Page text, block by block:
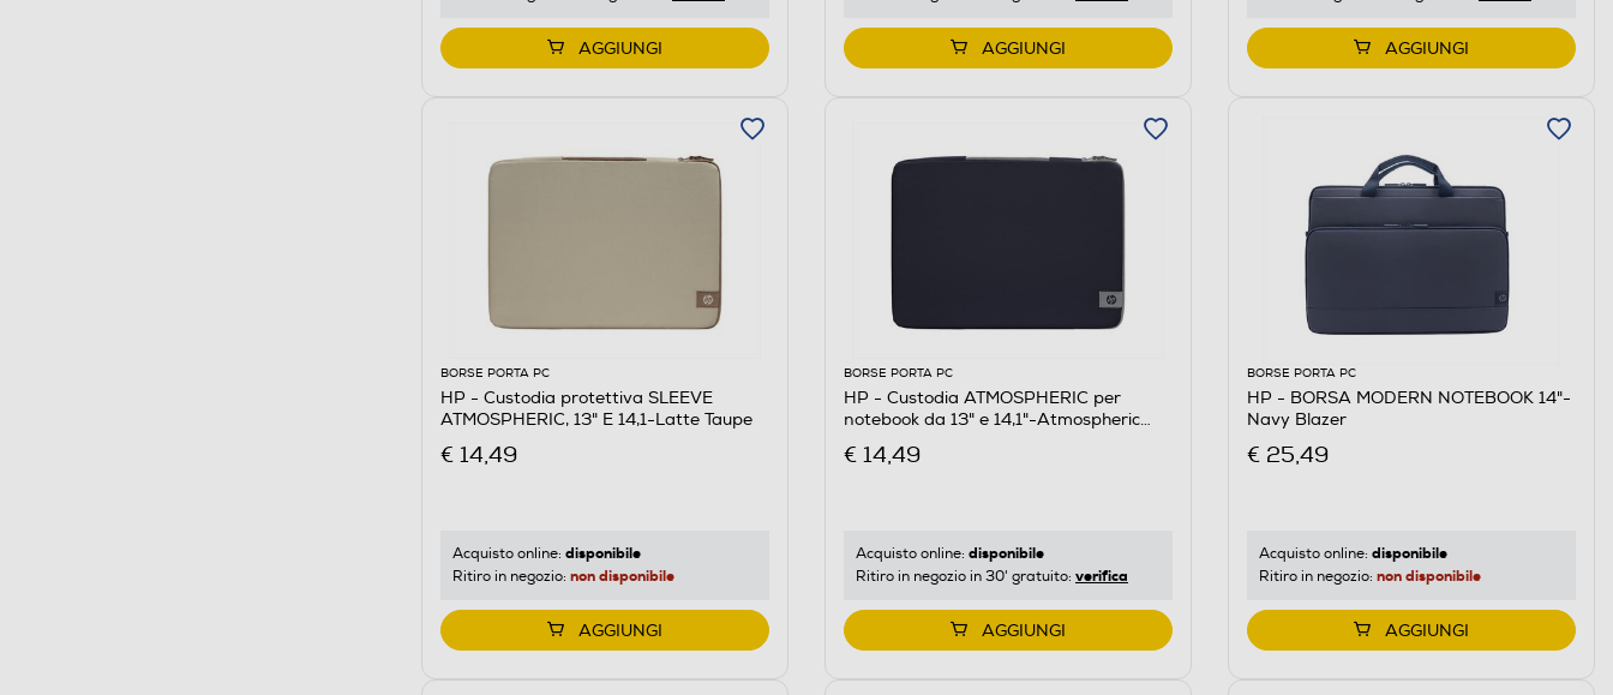
AGGIUNGI AGGIUNGI AGGIUNGI
BORSE PORTA PC
HP - Custodia protettiva SLEEVE
ATMOSPHERIC, 13" E 14,1-Latte Taupe
€ 14,49
Acquisto online: disponibile
Ritiro in negozio: non disponibile
AGGIUNGI
BORSE PORTA PC
HP - Custodia ATMOSPHERIC per
notebook da 13" e 14,1"-Atmospheric
€ 14,49
Acquisto online: disponibile
Ritiro in negozio in 30' gratuito: verifica
AGGIUNGI
BORSE PORTA PC
HP - BORSA MODERN NOTEBOOK 14"-
Navy Blazer
€ 25,49
Acquisto online: disponibile
Ritiro in negozio: non disponibile
AGGIUNGI